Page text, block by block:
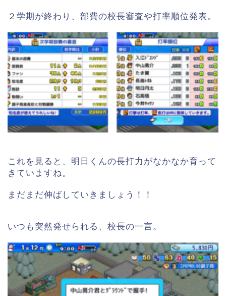
２学期が終わり、部費の校長審査や打率順位発表。
これを見ると、明日くんの長打力がなかなか育って
きていますね。
まだまだ伸ばしていきましょう！！
いつも突然発せられる、校長の一言。